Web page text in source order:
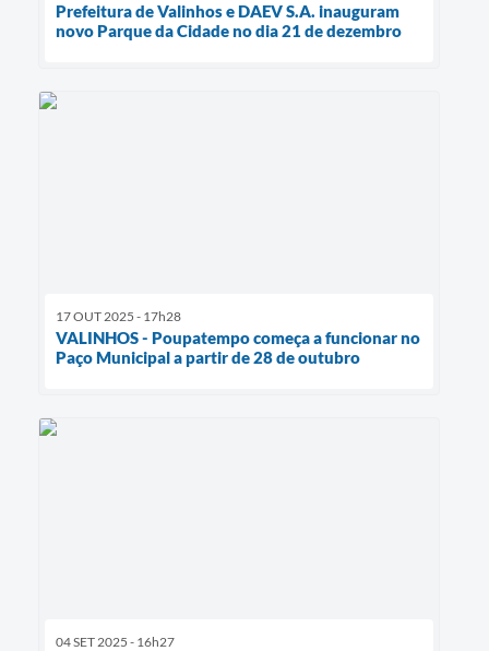
Prefeitura de Valinhos e DAEV S.A. inauguram
novo Parque da Cidade no dia 21 de dezembro
17 OUT 2025 - 17h28
VALINHOS - Poupatempo começa a funcionar no
Paço Municipal a partir de 28 de outubro
04 SET 2025 - 16h27